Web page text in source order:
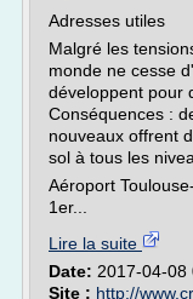
Adresses utiles
Malgré les
monde ne cesse
développent pour
Conséquences :
nouveaux offrent
sol à tous les
Aéroport
1er...
Lire la suite
Date: 2017-04-08
Site : http://